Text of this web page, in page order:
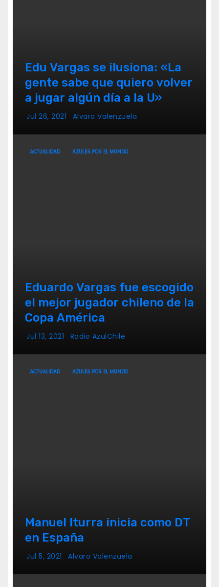
Edu Vargas se ilusiona: «La
gente sabe que quiero volver
a jugar algún día a la U»
Jul 26, 2021 Alvaro Valenzuela
ACTUALIDAD AZULES POR EL MUNDO
Eduardo Vargas fue escogido
el mejor jugador chileno de la
Copa América
Jul 13, 2021 Radio AzulChile
ACTUALIDAD AZULES POR EL MUNDO
Manuel Iturra inicia como DT
en España
Jul 5, 2021 Alvaro Valenzuela